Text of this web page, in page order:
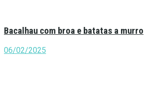
Bacalhau com broa e batatas a murro
06/02/2025